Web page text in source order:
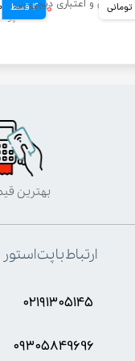
۴۳۵,۰۰۰ تومان
4 قسط
بهترین
ارتباط با پت استور
۰۲۱۹۱۳۰۵۱۴۵
۰۹۳۰۵8۴9696